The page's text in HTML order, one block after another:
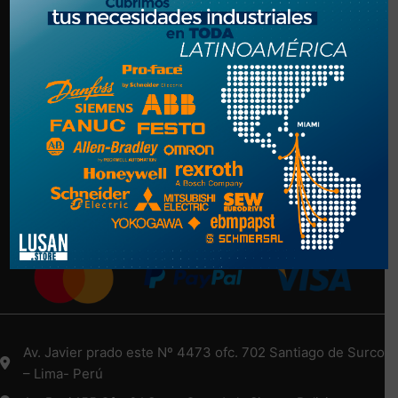
Politica de Privacidad
Términos y Condiciones
NUESTRA EMPRESA
Nosotros
Más Información Aquí
Medios de Pago
Av. Javier prado este Nº 4473 ofc. 702 Santiago de Surco
– Lima- Perú